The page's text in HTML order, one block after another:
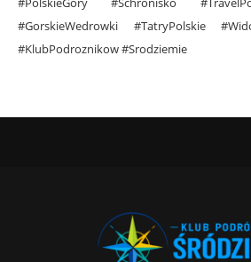
#GorskieWedrowki #TatryPolskie
#KlubPodroznikow #Srodziemie